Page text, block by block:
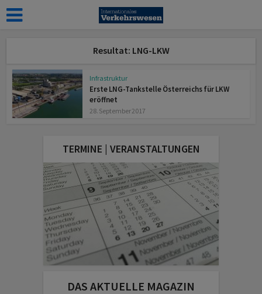
Resultat: LNG-LKW
Infrastruktur
Erste LNG-Tankstelle Österreichs für LKW
eröffnet
28. September 2017
TERMINE | VERANSTALTUNGEN
DAS AKTUELLE MAGAZIN